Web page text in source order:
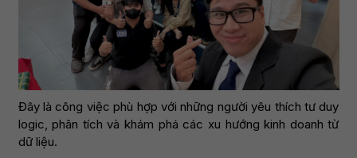
Đây là công việc phù hợp với những người yêu thích tư duy
logic, phân tích và khám phá các xu hướng kinh doanh từ
dữ liệu.